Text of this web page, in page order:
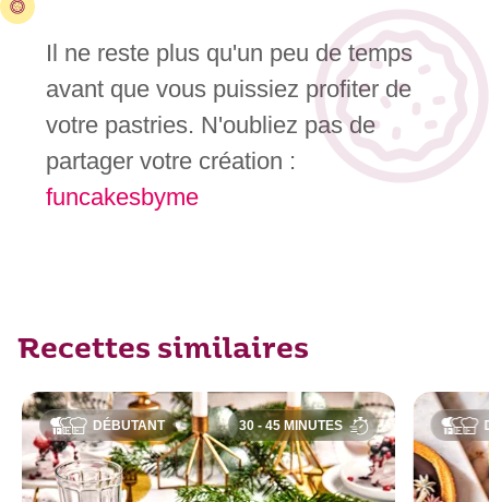
Il ne reste plus qu'un peu de temps
avant que vous puissiez profiter de
votre pastries. N'oubliez pas de
partager votre création :
funcakesbyme
Recettes similaires
DÉBUTANT 30 - 45 MINUTES